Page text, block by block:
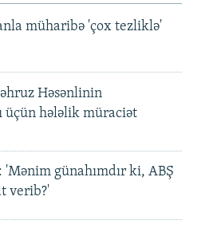
müharibə 'çox tezliklə'
Həsənlinin
üçün hələlik müraciət
'Mənim günahımdır ki, ABŞ
verib?'